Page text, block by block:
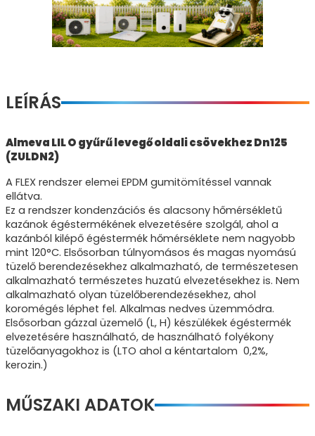
LEÍRÁS
Almeva LIL O gyűrű levegő oldali csövekhez Dn125
(ZULDN2)
A FLEX rendszer elemei EPDM gumitömítéssel vannak
ellátva.
Ez a rendszer kondenzációs és alacsony hőmérsékletű
kazánok égéstermékének elvezetésére szolgál, ahol a
kazánból kilépő égéstermék hőmérséklete nem nagyobb
mint 120°C. Elsősorban túlnyomásos és magas nyomású
tüzelő berendezésekhez alkalmazható, de természetesen
alkalmazható természetes huzatú elvezetésekhez is. Nem
alkalmazható olyan tüzelőberendezésekhez, ahol
koromégés léphet fel. Alkalmas nedves üzemmódra.
Elsősorban gázzal üzemelő (L, H) készülékek égéstermék
elvezetésére használható, de használható folyékony
tüzelőanyagokhoz is (LTO ahol a kéntartalom 0,2%,
kerozin.)
MŰSZAKI ADATOK